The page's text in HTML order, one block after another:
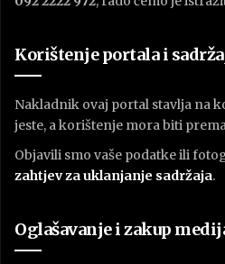
Korištenje portala i
Nakladnik ovaj portal stavlja na
jeste, a korištenje mora biti
Objavili smo vaše podatke ili
zahtjev za uklanjanje sadržaja.
Oglašavanje i zakup